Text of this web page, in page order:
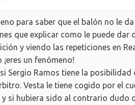
para saber que el balón no le
que explicar como le puede dar
y viendo las repeticiones en
un fenómeno!
Sergio Ramos tiene la posibilidad
Vesta le tiene cogido por el
y si hubiera sido al contrario dudo